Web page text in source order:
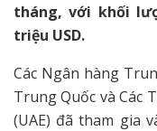
tháng, với khối
triệu USD.
Các Ngân hàng
Trung Quốc và Các
(UAE) đã tham gia